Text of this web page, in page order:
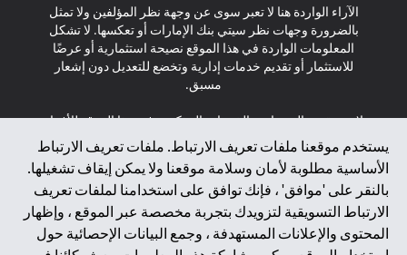
يستخدم موقعنا ملفات تعريف الارتباط. ملفات تعريف الارتباط
الأساسية مطلوبة لأمان وسلامة موقعنا ولا يمكن إيقاف تشغيلها.
بالنقر على 'موافق' ، فإنك توافق على استخدامنا لملفات تعريف
الارتباط التسويقية لتزويدك بتجربة مخصصة عبر الموقع ، وإظهار
المحتوى والإعلانات المستهدفة ، وجمع البيانات الإحصائية حول
الآراء الواردة هنا لا تعبر سوى عن وجهة نظر المؤلفين ولا تمثل
بالضرورة وجهات نظر سيتي بنك الإمارات أو تعكسها. لا تشكل
المعلومات الواردة في هذا الموقع نصيحة استثمارية أو عرضًا
للاستثمار أو تقديم خدمات إدارية وتخضع للتعديل دون إشعار
مسبق.
لا يتم تقديم المنتجات والخدمات المذكورة في هذا الموقع للأفراد
المقيمين في الاتحاد الأوروبي أو المنطقة الاقتصادية الأوروبية أو
سويسرا أو غيرنسي أو جيرسي أو موناكو أو سان مارينو أو
الفاتيكان أو جزيرة مان أو المملكة المتحدة أو خصوصية البيانات
(لائحة حماية البيانات العامة \ قانون حماية البيانات الشخصية
العامة \ قانون خصوصية نيوزيلندا). المحتوى الموجود في هذه
الصفحة ليس ولا ينبغي تفسيره على أنه عرض أو دعوة أو دعوة
لشراء أو بيع أي من المنتجات والخدمات المذكورة هنا لمثل هؤلاء